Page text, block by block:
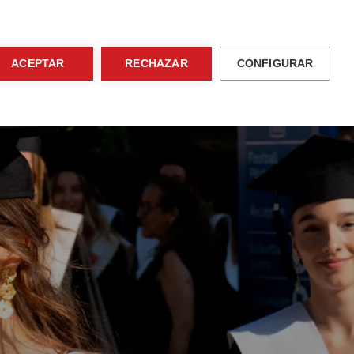
Actividades Admisiones
ACEPTAR RECHAZAR CONFIGURAR